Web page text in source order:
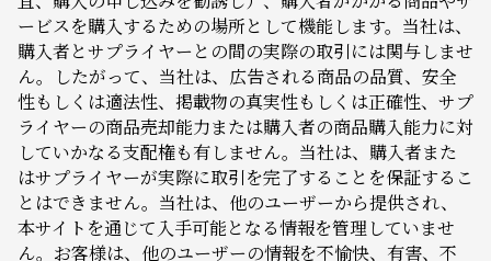
ービスを購入するための場所として機能します。当社は、
購入者とサプライヤーとの間の実際の取引には関与しませ
ん。したがって、当社は、広告される商品の品質、安全
性もしくは適法性、掲載物の真実性もしくは正確性、サプ
ライヤーの商品売却能力または購入者の商品購入能力に対
していかなる支配権も有しません。当社は、購入者また
はサプライヤーが実際に取引を完了することを保証するこ
とはできません。当社は、他のユーザーから提供され、
本サイトを通じて入手可能となる情報を管理していませ
ん。お客様は、他のユーザーの情報を不愉快、有害、不